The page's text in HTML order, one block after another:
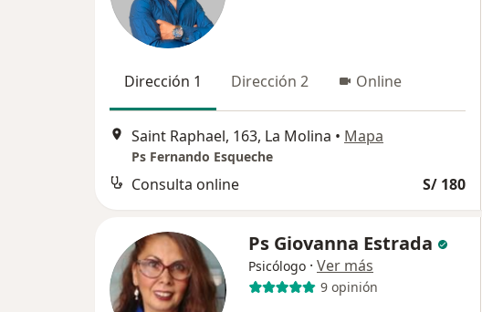
Dirección 1 Dirección 2 Online
Saint Raphael, 163, La Molina • Mapa
Ps Fernando Esqueche
Consulta online S/ 180
Ps Giovanna Estrada
Psicólogo · Ver más
9 opinión